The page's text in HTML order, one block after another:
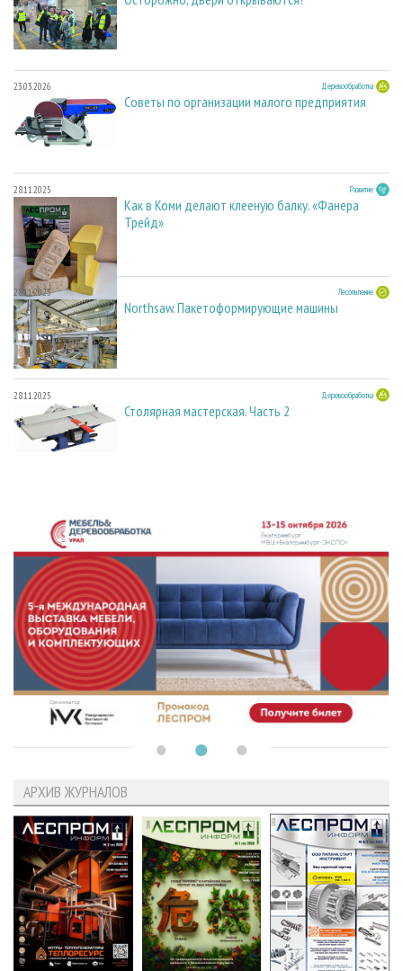
23.03.2026 Деревообработка
Советы по организации малого предприятия
28.11.2025 Развитие
Как в Коми делают клееную балку. «Фанера
Трейд»
28.11.2025 Лесопиление
Northsaw. Пакетоформирующие машины
28.11.2025 Деревообработка
Столярная мастерская. Часть 2
АРХИВ ЖУРНАЛОВ